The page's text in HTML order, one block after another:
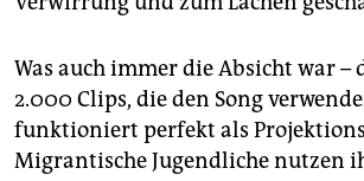
Was auch immer die Absicht war –
2.000 Clips, die den Song
funktioniert perfekt als
Migrantische Jugendliche nutzen